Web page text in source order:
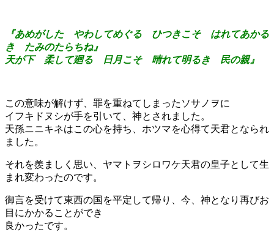
『あめがした やわしてめぐる ひつきこそ はれてあかる
き たみのたらちね』
天が下 柔して廻る 日月こそ 晴れて明るき 民の親』
この意味が解けず、罪を重ねてしまったソサノヲに
イフキドヌシが手を引いて、神とされました。
天孫ニニキネはこの心を持ち、ホツマを心得て天君となられ
ました。
それを羨ましく思い、ヤマトヲシロワケ天君の皇子として生
まれ変わったのです。
御言を受けて東西の国を平定して帰り、今、神となり再びお
目にかかることができ
良かったです。